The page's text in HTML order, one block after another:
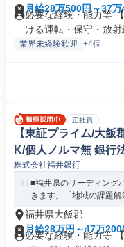
月給28万500円～37万
必要な経験・能力等
ける運転・保守・放射
業界未経験歓迎 +4個
正社員
【東証プライム/大
K/個人ノルマ無 銀行
株式会社福井銀行
■福井県のリーディング
きます。「地域の課題
福井県大飯郡
月給28万円～47万
必要な経験・能力等